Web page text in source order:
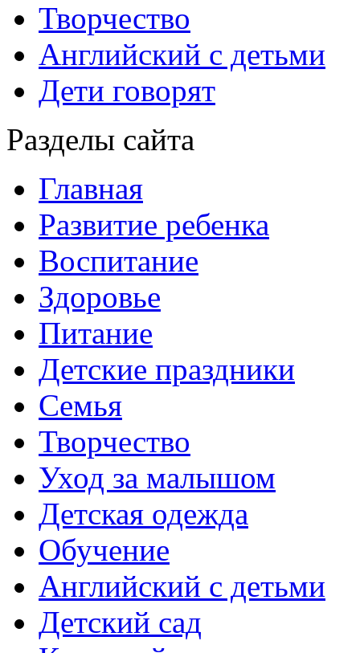
Творчество
Английский с детьми
Дети говорят
Разделы сайта
Главная
Развитие ребенка
Воспитание
Здоровье
Питание
Детские праздники
Семья
Творчество
Уход за малышом
Детская одежда
Обучение
Английский с детьми
Детский сад